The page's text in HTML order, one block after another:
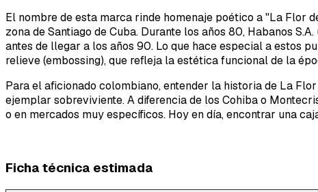
El nombre de esta marca rinde homenaje poético a "La Flor
zona de Santiago de Cuba. Durante los años 80, Habanos
antes de llegar a los años 90. Lo que hace especial a estos
relieve (embossing), que refleja la estética funcional de la
Para el aficionado colombiano, entender la historia de La
ejemplar sobreviviente. A diferencia de los Cohiba o
o en mercados muy específicos. Hoy en día, encontrar una
Ficha técnica estimada